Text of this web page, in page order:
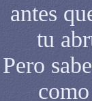
antes
tu
Pero